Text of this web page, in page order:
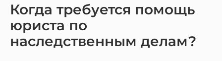
Когда требуется помощь
юриста по
наследственным делам?